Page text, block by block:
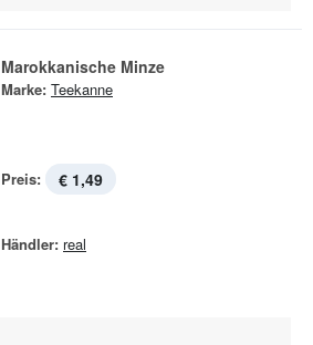
Marokkanische Minze
Marke: Teekanne
Preis: € 1,49
Händler: real